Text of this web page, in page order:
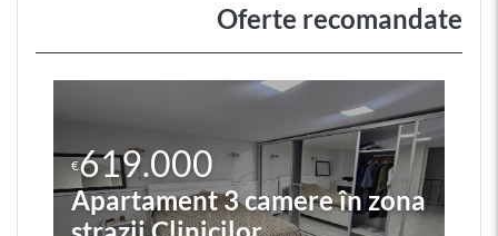
Oferte recomandate
€619.000
Apartament 3 camere în zona